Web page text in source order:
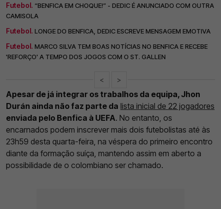
Futebol. “BENFICA EM CHOQUE!” - DEDIC É ANUNCIADO COM OUTRA
CAMISOLA
Futebol. LONGE DO BENFICA, DEDIC ESCREVE MENSAGEM EMOTIVA
Futebol. MARCO SILVA TEM BOAS NOTÍCIAS NO BENFICA E RECEBE
'REFORÇO' A TEMPO DOS JOGOS COM O ST. GALLEN
< >
Apesar de já integrar os trabalhos da equipa, Jhon
Durán ainda não faz parte da lista inicial de 22 jogadores
enviada pelo Benfica à UEFA. No entanto, os
encarnados podem inscrever mais dois futebolistas até às
23h59 desta quarta-feira, na véspera do primeiro encontro
diante da formação suíça, mantendo assim em aberto a
possibilidade de o colombiano ser chamado.